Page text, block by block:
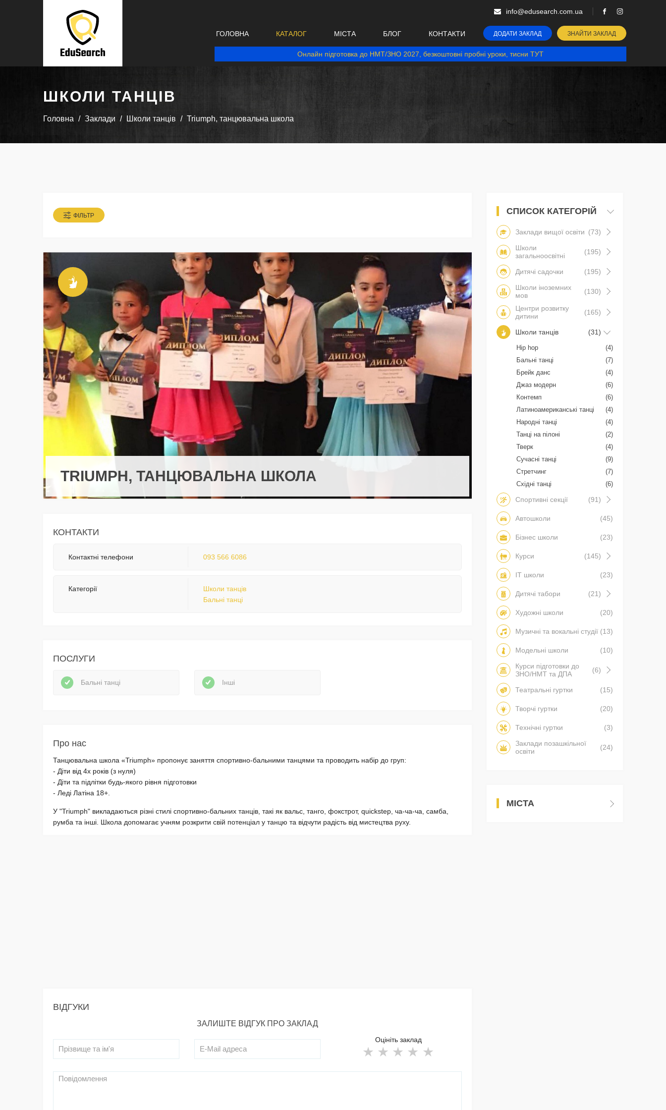
info@edusearch.com.ua
ГОЛОВНА КАТАЛОГ МІСТА БЛОГ КОНТАКТИ ДОДАТИ ЗАКЛАД ЗНАЙТИ ЗАКЛАД
Онлайн підготовка до НМТ/ЗНО 2027, безкоштовні пробні уроки, тисни ТУТ
ШКОЛИ ТАНЦІВ
Головна Заклади Школи танців Triumph, танцювальна школа
ФІЛЬТР
TRIUMPH, ТАНЦЮВАЛЬНА ШКОЛА
КОНТАКТИ
Контактні телефони 093 566 6086
Категорії
Школи танців
Бальні танці
ПОСЛУГИ
Бальні танці Інші
Про нас
Танцювальна школа «Triumph» пропонує заняття спортивно-бальними танцями та проводить набір до груп:
- Діти від 4х років (з нуля)
- Діти та підлітки будь-якого рівня підготовки
- Леді Латіна 18+.
У "Triumph" викладаються різні стилі спортивно-бальних танців, такі як вальс, танго, фокстрот, quickstep, ча-ча-ча, самба,
румба та інші. Школа допомагає учням розкрити свій потенціал у танцю та відчути радість від мистецтва руху.
ВІДГУКИ
ЗАЛИШТЕ ВІДГУК ПРО ЗАКЛАД
Оцініть заклад
СПИСОК КАТЕГОРІЙ
Заклади вищої освіти (73)
Школи
загальноосвітні
(195)
Дитячі садочки
(195)
Школи іноземних
мов
(130)
Центри розвитку
дитини
(165)
Школи танців (31)
Hip hop
(4)
Бальні танці
(7)
Брейк данс
(4)
Джаз модерн
(6)
Контемп
(6)
Латиноамериканські танці
(4)
Народні танці
(4)
Танці на пілоні
(2)
Тверк
(4)
Сучасні танці
(9)
Стретчинг
(7)
Східні танці
(6)
Спортивні секції (91)
Автошколи (45)
Бізнес школи (23)
Курси (145)
IT школи (23)
Дитячі табори (21)
Художні школи (20)
Музичні та вокальні студії (13)
Модельні школи
(10)
Курси підготовки до
ЗНО/НМТ та ДПА
(6)
Театральні гуртки (15)
Творчі гуртки (20)
Технічні гуртки
(3)
Заклади позашкільної
освіти
(24)
МІСТА